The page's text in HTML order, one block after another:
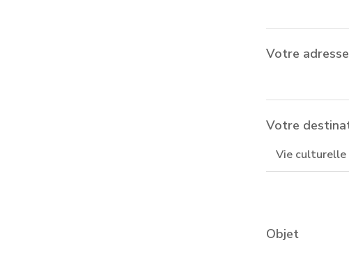
Votre
Votre
Objet